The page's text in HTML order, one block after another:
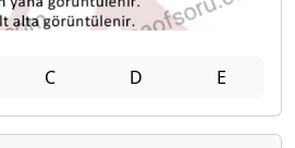
C D E